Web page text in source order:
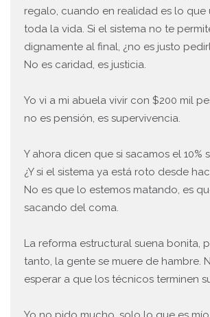
regalo, cuando en realidad es lo que
toda la vida. Si el sistema no te
dignamente al final, ¿no es justo
No es caridad, es justicia.
Yo vi a mi abuela vivir con $200 mil
no es pensión, es supervivencia.
Y ahora dicen que si sacamos el 10%
¿Y si el sistema ya está roto desde
No es que lo estemos matando, es
sacando del coma.
La reforma estructural suena bonita,
tanto, la gente se muere de hambre.
esperar a que los técnicos terminen